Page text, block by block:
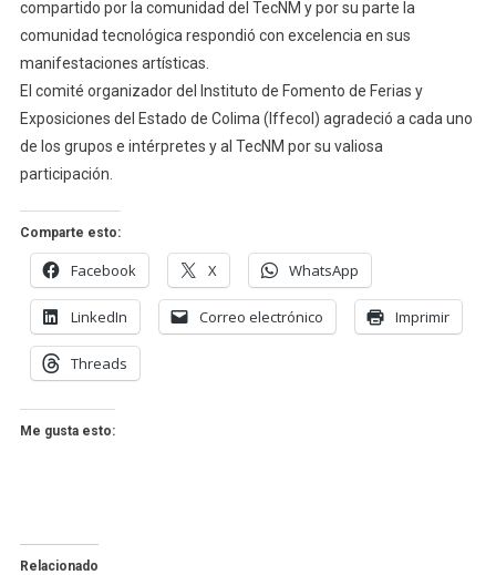
compartido por la comunidad del TecNM y por su parte la
comunidad tecnológica respondió con excelencia en sus
manifestaciones artísticas.
El comité organizador del Instituto de Fomento de Ferias y
Exposiciones del Estado de Colima (Iffecol) agradeció a cada uno
de los grupos e intérpretes y al TecNM por su valiosa
participación.
Comparte esto:
Facebook X WhatsApp
LinkedIn Correo electrónico Imprimir
Threads
Me gusta esto:
Relacionado